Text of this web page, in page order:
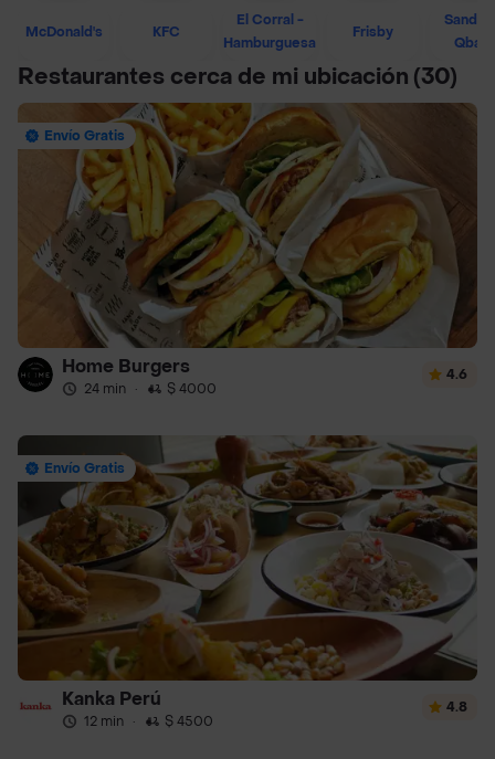
McDonald's KFC
El Corral -
Hamburguesa
Frisby
Restaurantes cerca de mi ubicación (30)
Envío Gratis
Home Burgers
24 min · $ 4000
4.6
Envío Gratis
Kanka Perú
12 min · $ 4500
4.8